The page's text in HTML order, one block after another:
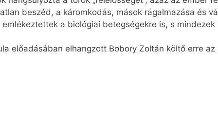
beszéd, a káromkodás, mások rágalmazása és
a biológiai betegségekre is, s
előadásában elhangzott Bobory Zoltán költő erre